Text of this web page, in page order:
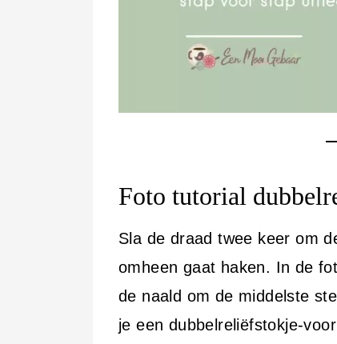
Foto tutorial
Sla de draad twee keer om
omheen gaat haken. In de
de naald om de middelste
je een dubbelreliëfstokje-